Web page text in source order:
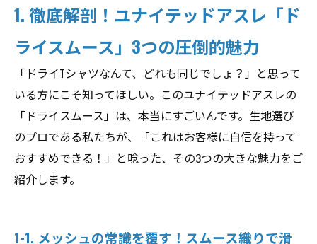
1. 徹底解剖！ユナイテッドアスレ「ド
ライスムース」3つの圧倒的魅力
「ドライTシャツなんて、どれも同じでしょ？」と思って
いる方にこそ知ってほしい。このユナイテッドアスレの
「ドライスムース」は、本当にすごいんです。生地選び
のプロである私たちが、「これはお客様に自信を持って
おすすめできる！」と唸った、その3つの大きな魅力をご
紹介します。
1-1. メッシュの常識を覆す！スムース織りで滑